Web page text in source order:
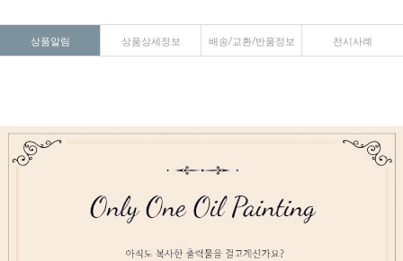
상품알림 상품상세정보 배송/교환/반품정보 전시사례